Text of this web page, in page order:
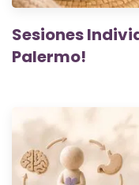
Sesiones
Palermo!